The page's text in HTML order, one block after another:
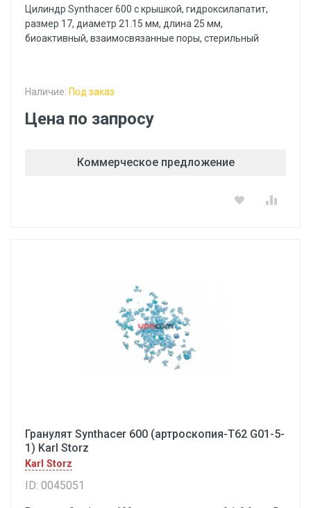
Цилиндр Synthacer 600 с крышкой, гидроксилапатит,
размер 17, диаметр 21.15 мм, длина 25 мм,
биоактивный, взаимосвязанные поры, стерильный
Наличие: Под заказ
Цена по запросу
Коммерческое предложение
Гранулят Synthacer 600 (артроскопия-Т62 G01-5-
1) Karl Storz
Karl Storz
ID: 0045051